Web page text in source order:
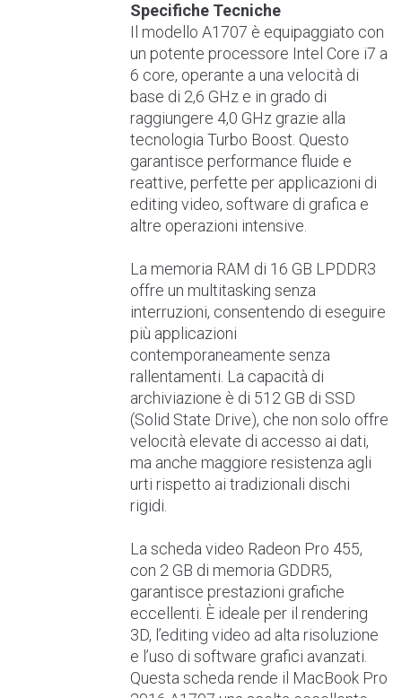
Specifiche Tecniche
Il modello A1707 è equipaggiato con
un potente processore Intel Core i7 a
6 core, operante a una velocità di
base di 2,6 GHz e in grado di
raggiungere 4,0 GHz grazie alla
tecnologia Turbo Boost. Questo
garantisce performance fluide e
reattive, perfette per applicazioni di
editing video, software di grafica e
altre operazioni intensive.
La memoria RAM di 16 GB LPDDR3
offre un multitasking senza
interruzioni, consentendo di eseguire
più applicazioni
contemporaneamente senza
rallentamenti. La capacità di
archiviazione è di 512 GB di SSD
(Solid State Drive), che non solo offre
velocità elevate di accesso ai dati,
ma anche maggiore resistenza agli
urti rispetto ai tradizionali dischi
rigidi.
La scheda video Radeon Pro 455,
con 2 GB di memoria GDDR5,
garantisce prestazioni grafiche
eccellenti. È ideale per il rendering
3D, l’editing video ad alta risoluzione
e l’uso di software grafici avanzati.
Questa scheda rende il MacBook Pro